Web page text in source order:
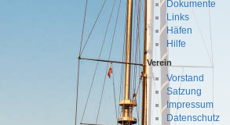
Dokumente
Links
Häfen
Hilfe
Verein
Vorstand
Satzung
Impressum
Datenschutz